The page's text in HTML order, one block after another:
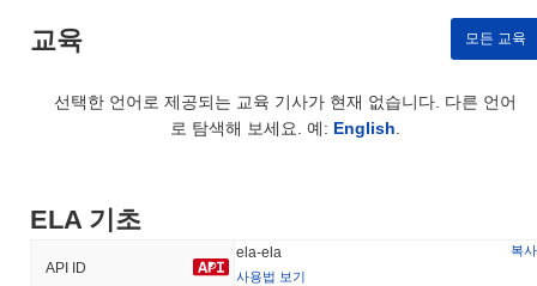
교육 모든 교육
선택한 언어로 제공되는 교육 기사가 현재 없습니다. 다른 언어
로 탐색해 보세요. 예: English
ELA 기초
API ID
ela-ela
복사
사용법 보기